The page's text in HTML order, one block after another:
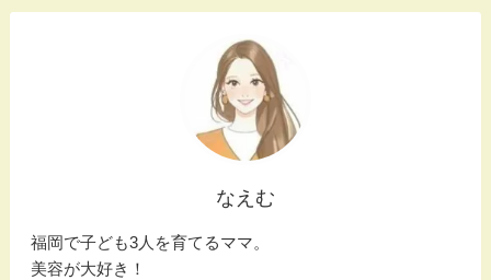
なえむ
福岡で子ども3人を育てるママ。
美容が大好き！